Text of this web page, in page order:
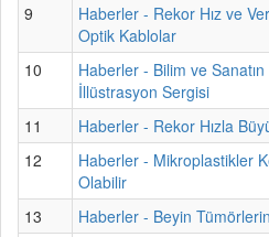
9
Haberler - Rekor Hız ve
Optik Kablolar
10
Haberler - Bilim ve
İllüstrasyon Sergisi
11
Haberler - Rekor Hızla
12
Haberler - Mikroplastikler
Olabilir
13
Haberler - Beyin